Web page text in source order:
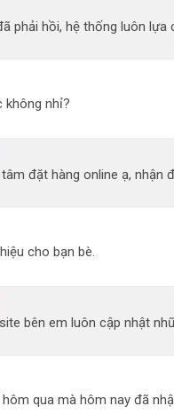
phải hồi, hệ thống luôn
không nhỉ?
tâm đặt hàng online ạ,
cho bạn bè.
bên em luôn cập nhật
qua mà hôm nay đã